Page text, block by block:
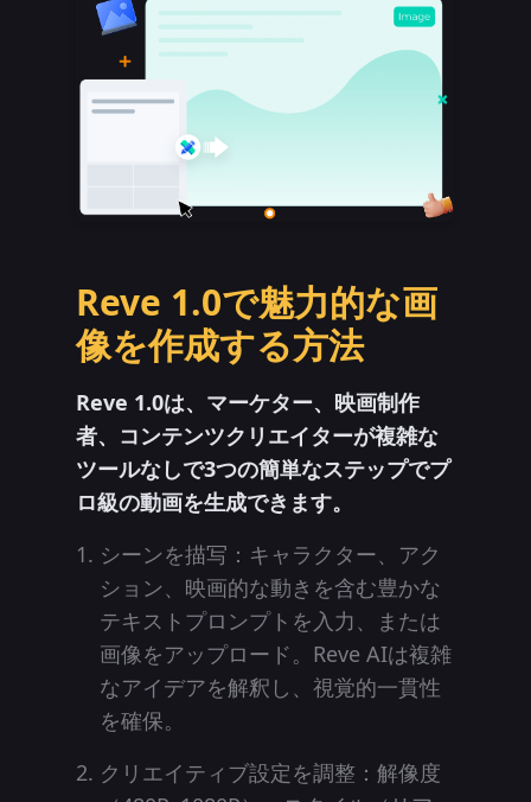
Reve 1.0で魅力的な画
像を作成する方法
Reve 1.0は、マーケター、映画制作
者、コンテンツクリエイターが複雑な
ツールなしで3つの簡単なステップでプ
ロ級の動画を生成できます。
シーンを描写：キャラクター、アク
ション、映画的な動きを含む豊かな
テキストプロンプトを入力、または
画像をアップロード。Reve AIは複雑
なアイデアを解釈し、視覚的一貫性
を確保。
クリエイティブ設定を調整：解像度